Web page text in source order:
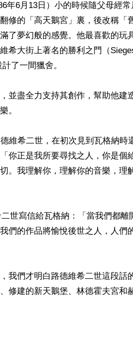
年6月13日）小的時候隨父母經
修的「高天鵝宮」裏，後改稱「
了夢幻般的感覺。他最喜歡的玩
希大街上著名的勝利之門（
了一間獵舍。
並盡全力支持其創作，幫助他建
。
維希二世，在初次見到瓦格納時
你正是我所要尋找之人，你是個
。我理解你，理解你的音樂，理
世寫信給瓦格納：「當我們都離
們的作品將愉悅後世之人，人們
我們才明白路德維希二世這段話
修建的新天鵝堡、林德霍夫宮和